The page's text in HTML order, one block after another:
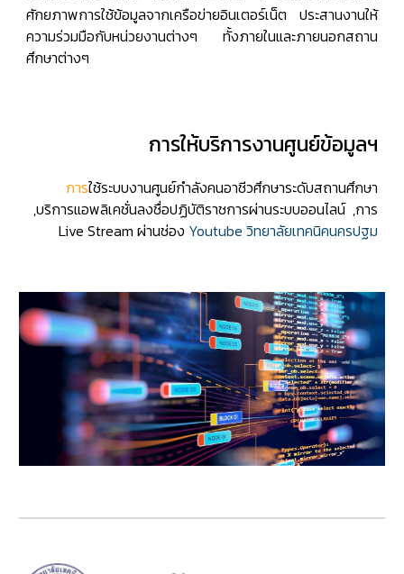
ศักยภาพการใช้ข้อมูลจากเครือข่ายอินเตอร์เน็ต ประสานงานให้
ความร่วมมือกับหน่วยงานต่างๆ ทั้งภายในและภายนอกสถาน
ศึกษาต่างๆ
การให้บริการงานศูนย์ข้อมูลฯ
การใช้ระบบงานศูนย์กำลังคนอาชีวศึกษาระดับสถานศึกษา
,บริการแอพลิเคชั่นลงชื่อปฏิบัติราชการผ่านระบบออนไลน์ ,การ
Live Stream ผ่านช่อง Youtube วิทยาลัยเทคนิคนครปฐม